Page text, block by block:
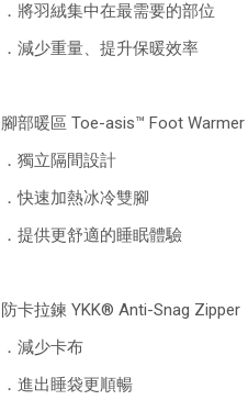
．將羽絨集中在最需要的部位
．減少重量、提升保暖效率
腳部暖區 Toe-asis™ Foot
．獨立隔間設計
．快速加熱冰冷雙腳
．提供更舒適的睡眠體驗
防卡拉鍊 YKK® Anti-Snag Zipper
．減少卡布
．進出睡袋更順暢